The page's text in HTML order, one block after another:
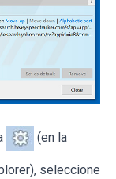
(en la
seleccione